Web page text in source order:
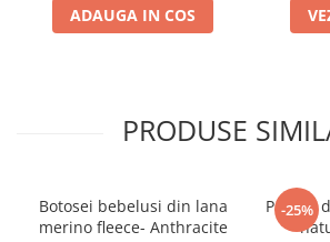
ADAUGA IN COS
PRODUSE
Botosei bebelusi din lana
merino fleece- Anthracite
-25%
Pantofi